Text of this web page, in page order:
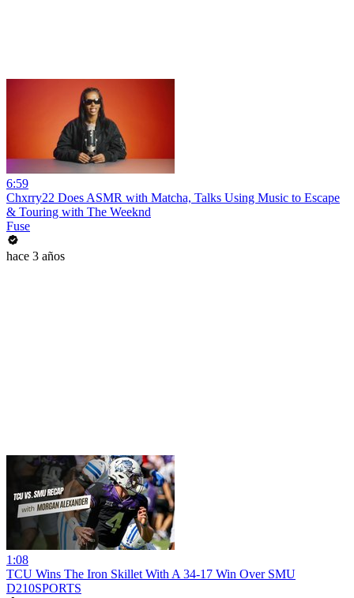
6:59
Chxrry22 Does ASMR with Matcha, Talks Using Music to Escape
& Touring with The Weeknd
Fuse
hace 3 años
1:08
TCU Wins The Iron Skillet With A 34-17 Win Over SMU
D210SPORTS